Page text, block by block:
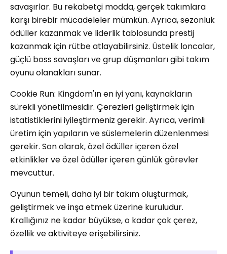
savaşırlar. Bu rekabetçi modda, gerçek takımlara
karşı birebir mücadeleler mümkün. Ayrıca, sezonluk
ödüller kazanmak ve liderlik tablosunda prestij
kazanmak için rütbe atlayabilirsiniz. Üstelik loncalar,
güçlü boss savaşları ve grup düşmanları gibi takım
oyunu olanakları sunar.
Cookie Run: Kingdom'ın en iyi yanı, kaynakların
sürekli yönetilmesidir. Çerezleri geliştirmek için
istatistiklerini iyileştirmeniz gerekir. Ayrıca, verimli
üretim için yapıların ve süslemelerin düzenlenmesi
gerekir. Son olarak, özel ödüller içeren özel
etkinlikler ve özel ödüller içeren günlük görevler
mevcuttur.
Oyunun temeli, daha iyi bir takım oluşturmak,
geliştirmek ve inşa etmek üzerine kuruludur.
Krallığınız ne kadar büyükse, o kadar çok çerez,
özellik ve aktiviteye erişebilirsiniz.